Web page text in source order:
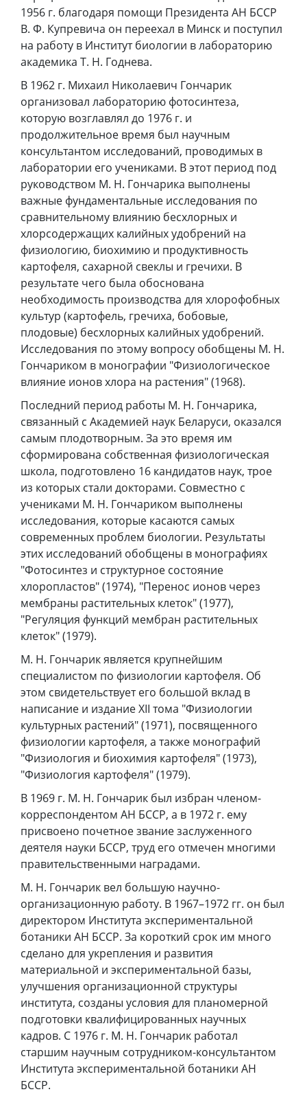
1956 г. благодаря помощи Президента АН БССР
В. Ф. Купревича он переехал в Минск и поступил
на работу в Институт биологии в лабораторию
академика Т. Н. Годнева.
В 1962 г. Михаил Николаевич Гончарик
организовал лабораторию фотосинтеза,
которую возглавлял до 1976 г. и
продолжительное время был научным
консультантом исследований, проводимых в
лаборатории его учениками. В этот период под
руководством М. Н. Гончарика выполнены
важные фундаментальные исследования по
сравнительному влиянию бесхлорных и
хлорсодержащих калийных удобрений на
физиологию, биохимию и продуктивность
картофеля, сахарной свеклы и гречихи. В
результате чего была обоснована
необходимость производства для хлорофобных
культур (картофель, гречиха, бобовые,
плодовые) бесхлорных калийных удобрений.
Исследования по этому вопросу обобщены М. Н.
Гончариком в монографии "Физиологическое
влияние ионов хлора на растения" (1968).
Последний период работы М. Н. Гончарика,
связанный с Академией наук Беларуси, оказался
самым плодотворным. За это время им
сформирована собственная физиологическая
школа, подготовлено 16 кандидатов наук, трое
из которых стали докторами. Совместно с
учениками М. Н. Гончариком выполнены
исследования, которые касаются самых
современных проблем биологии. Результаты
этих исследований обобщены в монографиях
"Фотосинтез и структурное состояние
хлоропластов" (1974), "Перенос ионов через
мембраны растительных клеток" (1977),
"Регуляция функций мембран растительных
клеток" (1979).
М. Н. Гончарик является крупнейшим
специалистом по физиологии картофеля. Об
этом свидетельствует его большой вклад в
написание и издание XII тома "Физиологии
культурных растений" (1971), посвященного
физиологии картофеля, а также монографий
"Физиология и биохимия картофеля" (1973),
"Физиология картофеля" (1979).
В 1969 г. М. Н. Гончарик был избран членом-
корреспондентом АН БССР, а в 1972 г. ему
присвоено почетное звание заслуженного
деятеля науки БССР, труд его отмечен многими
правительственными наградами.
М. Н. Гончарик вел большую научно-
организационную работу. В 1967–1972 гг. он был
директором Института экспериментальной
ботаники АН БССР. За короткий срок им много
сделано для укрепления и развития
материальной и экспериментальной базы,
улучшения организационной структуры
института, созданы условия для планомерной
подготовки квалифицированных научных
кадров. С 1976 г. М. Н. Гончарик работал
старшим научным сотрудником-консультантом
Института экспериментальной ботаники АН
БССР.